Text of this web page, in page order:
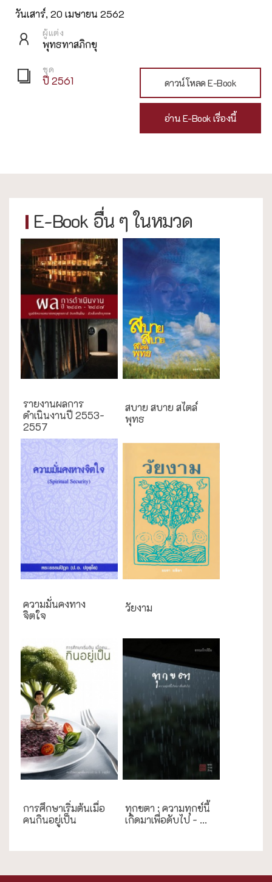
วันเสาร์, 20 เมษายน 2562
ผู้แต่ง
พุทธทาสภิกขุ
ชุด
ปี 2561 ดาวน์โหลด E-Book
อ่าน E-Book เรื่องนี้
E-Book อื่น ๆ ในหมวด
รายงานผลการ
ดำเนินงานปี 2553-
2557
สบาย สบาย สไตล์
พุทธ
ความมั่นคงทาง
จิตใจ
วัยงาม
การศึกษาเริ่มต้นเมื่อ
คนกินอยู่เป็น
ทุกขตา : ความทุกข์นี้
เกิดมาเพื่อดับไป - ...